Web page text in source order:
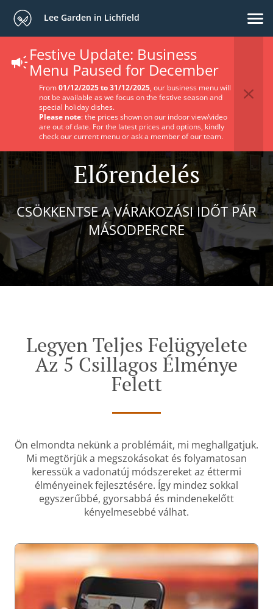
Lee Garden in Lichfield
Festive Update: Business
Menu Paused for December
From01/12/2025 to 31/12/2025, our business menu will
not be available as we focus on the festive season and
special holiday dishes.
Please note: the prices shown on our indoor view/video
are out of date. For the latest prices and options, kindly
check our current menu or ask a member of our team.
Előrendelés
CSÖKKENTSE A VÁRAKOZÁSI IDŐT PÁR
MÁSODPERCRE
Legyen Teljes Felügyelete
Az 5 Csillagos Élménye
Felett
Ön elmondta nekünk a problémáit, mi meghallgatjuk.
Mi megtörjük a megszokásokat és folyamatosan
keressük a vadonatúj módszereket az éttermi
élményeinek fejlesztésére. Így mindez sokkal
egyszerűbbé, gyorsabbá és mindenekelőtt
kényelmesebbé válhat.